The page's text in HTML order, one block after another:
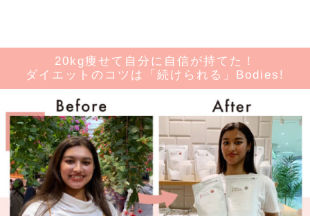
20kg痩せて自分に自信が持てた！
ダイエットのコツは「続けられる」Bodies!